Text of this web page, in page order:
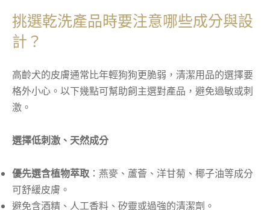
挑選乾洗產品時要注意哪些成分與設
計？
高齡犬的皮膚通常比年輕狗狗更脆弱，清潔用品的選擇要
格外小心。以下幾點可幫助飼主選對產品，避免過敏或刺
激。
選擇低刺激、天然成分
優先選含植物萃取 ：燕麥、蘆薈、洋甘菊、椰子油等成分
可舒緩皮膚。
避免含酒精、人工香料、矽靈或過強的清潔劑。